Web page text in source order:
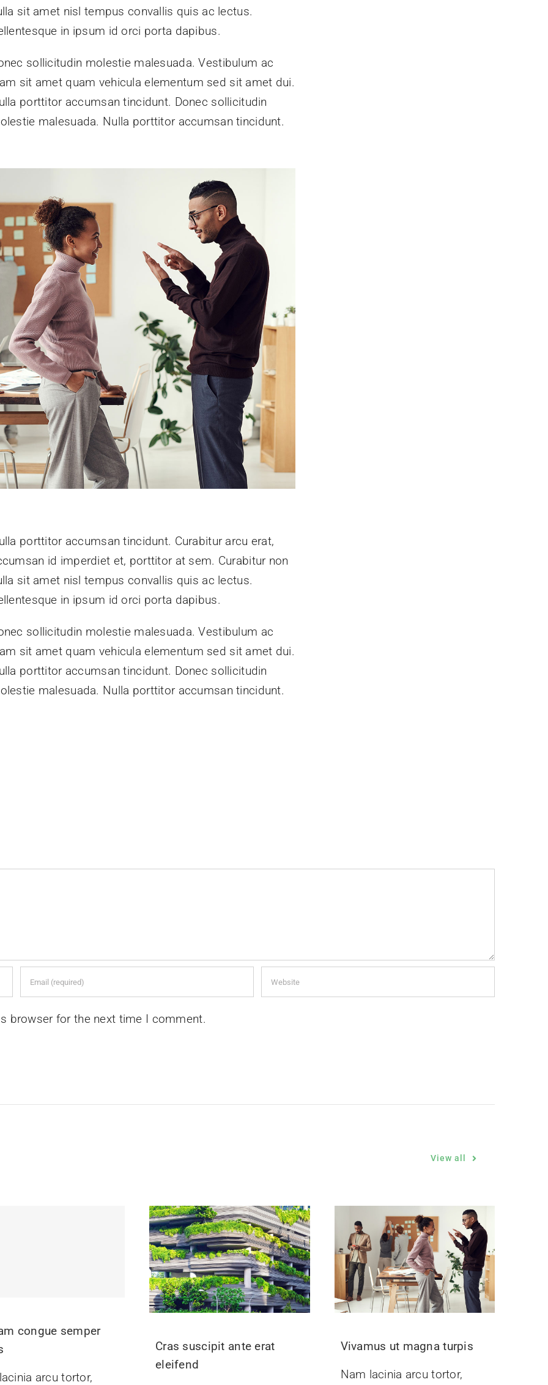
sit amet nisl tempus convallis quis ac lectus.
in ipsum id orci porta dapibus.
sollicitudin molestie malesuada. Vestibulum ac
sit amet quam vehicula elementum sed sit amet dui.
porttitor accumsan tincidunt. Donec sollicitudin
malesuada. Nulla porttitor accumsan tincidunt.
porttitor accumsan tincidunt. Curabitur arcu erat,
id imperdiet et, porttitor at sem. Curabitur non
sit amet nisl tempus convallis quis ac lectus.
in ipsum id orci porta dapibus.
sollicitudin molestie malesuada. Vestibulum ac
sit amet quam vehicula elementum sed sit amet dui.
porttitor accumsan tincidunt. Donec sollicitudin
malesuada. Nulla porttitor accumsan tincidunt.
browser for the next time I comment.
View all
congue semper
arcu tortor,
Cras suscipit ante erat
eleifend
Vivamus ut magna turpis
Nam lacinia arcu tortor,